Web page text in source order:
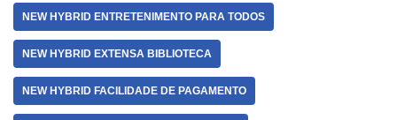
NEW HYBRID ENTRETENIMENTO PARA TODOS
NEW HYBRID EXTENSA BIBLIOTECA
NEW HYBRID FACILIDADE DE PAGAMENTO